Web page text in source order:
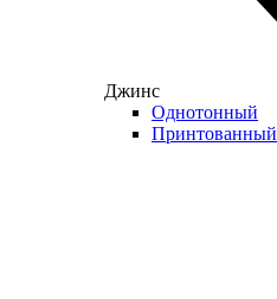
Джинс
Однотонный
Принтованный